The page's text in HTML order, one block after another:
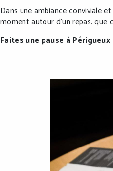
Dans une ambiance conviviale
moment autour d’un repas,
Faites une pause à